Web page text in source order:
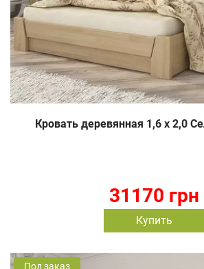
Кровать деревянная 1,6 х 2,0
31170 грн
Купить
Под заказ